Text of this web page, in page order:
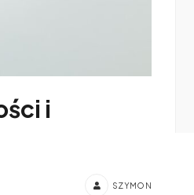
i
SZYMON